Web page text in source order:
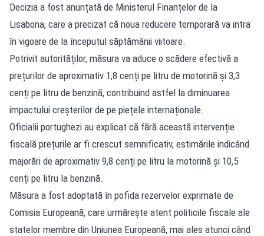
Decizia a fost anunțată de Ministerul Finanțelor de la
Lisabona, care a precizat că noua reducere temporară va intra
în vigoare de la începutul săptămânii viitoare.
Potrivit autorităților, măsura va aduce o scădere efectivă a
prețurilor de aproximativ 1,8 cenți pe litru de motorină și 3,3
cenți pe litru de benzină, contribuind astfel la diminuarea
impactului creșterilor de pe piețele internaționale.
Oficialii portughezi au explicat că fără această intervenție
fiscală prețurile ar fi crescut semnificativ, estimările indicând
majorări de aproximativ 9,8 cenți pe litru la motorină și 10,5
cenți pe litru la benzină.
Măsura a fost adoptată în pofida rezervelor exprimate de
Comisia Europeană, care urmărește atent politicile fiscale ale
statelor membre din Uniunea Europeană, mai ales atunci când